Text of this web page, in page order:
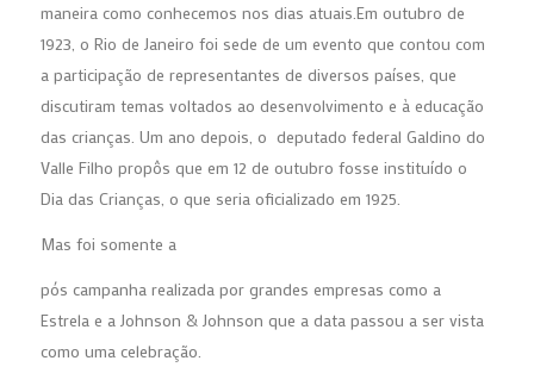
maneira como conhecemos nos dias atuais.Em outubro de
1923, o Rio de Janeiro foi sede de um evento que contou com
a participação de representantes de diversos países, que
discutiram temas voltados ao desenvolvimento e à educação
das crianças. Um ano depois, o deputado federal Galdino do
Valle Filho propôs que em 12 de outubro fosse instituído o
Dia das Crianças, o que seria oficializado em 1925.
Mas foi somente a
pós campanha realizada por grandes empresas como a
Estrela e a Johnson & Johnson que a data passou a ser vista
como uma celebração.